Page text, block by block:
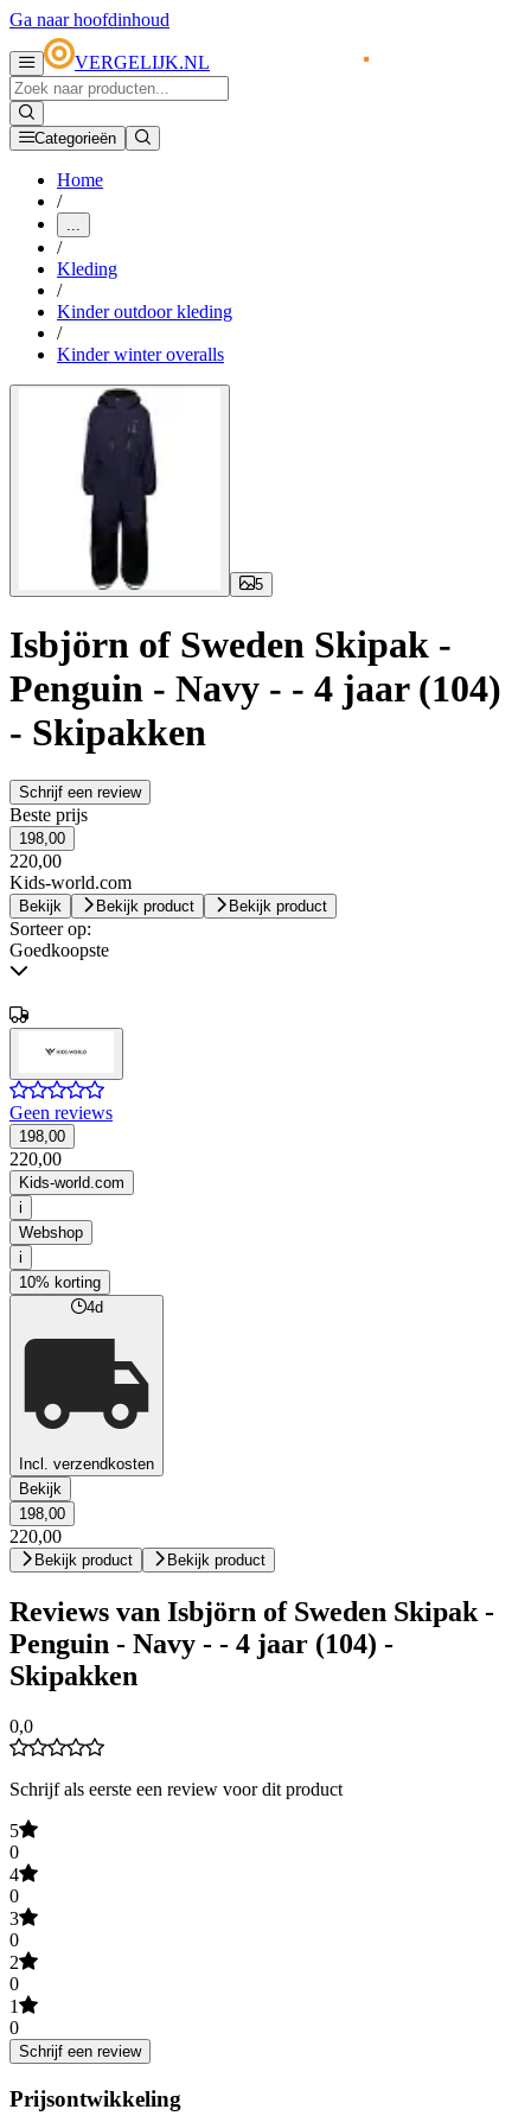
Ga naar hoofdinhoud
VERGELIJK.NL
Categorieën
Home
/
...
/
Kleding
/
Kinder outdoor kleding
/
Kinder winter overalls
5
Isbjörn of Sweden Skipak -
Penguin - Navy - - 4 jaar (104)
- Skipakken
Schrijf een review
Beste prijs
198,00
220,00
Kids-world.com
Bekijk Bekijk product Bekijk product
Sorteer op:
Goedkoopste
Geen reviews
198,00
220,00
Kids-world.com
i
Webshop
i
10% korting
4d
Incl. verzendkosten
Bekijk
198,00
220,00
Bekijk product Bekijk product
Reviews van Isbjörn of Sweden Skipak -
Penguin - Navy - - 4 jaar (104) -
Skipakken
0,0
Schrijf als eerste een review voor dit product
5
0
4
0
3
0
2
0
1
0
Schrijf een review
Prijsontwikkeling